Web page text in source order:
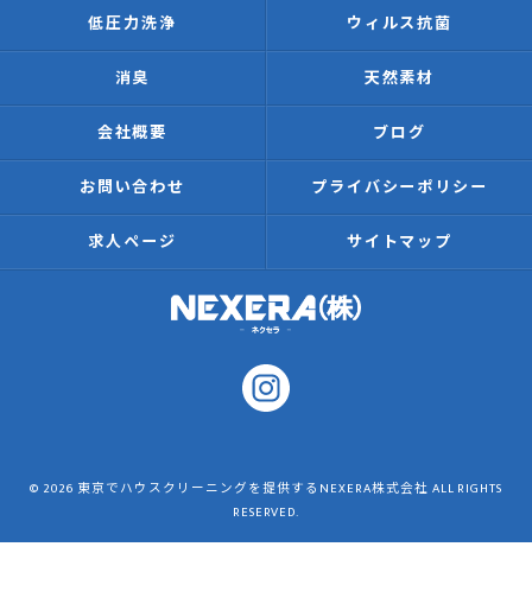
低圧力洗浄 ウィルス抗菌
消臭 天然素材
会社概要 ブログ
お問い合わせ プライバシーポリシー
求人ページ サイトマップ
© 2026 東京でハウスクリーニングを提供するNEXERA株式会社 ALL RIGHTS
RESERVED.